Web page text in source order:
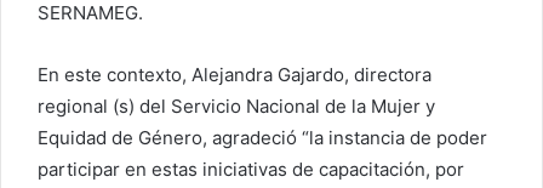
SERNAMEG.
En este contexto, Alejandra Gajardo, directora
regional (s) del Servicio Nacional de la Mujer y
Equidad de Género, agradeció “la instancia de poder
participar en estas iniciativas de capacitación, por